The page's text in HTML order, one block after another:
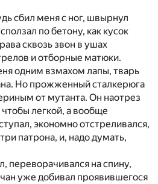
сбил меня с ног, швырнул
по бетону, как кусок
сквозь звон в ушах
и отборные матюки.
одним взмахом лапы, тварь
Но прожженный сталкерюга
от мутанта. Он наотрез
легкой, а вообще
экономно отстреливался,
патрона, и, надо думать,
переворачивался на спину,
уже добивал проявившегося